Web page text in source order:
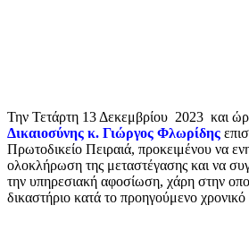
Την Τετάρτη 13 Δεκεμβρίου 2023 και
Δικαιοσύνης κ. Γιώργος Φλωρίδης
Πρωτοδικείο Πειραιά, προκειμένου να
ολοκλήρωση της μεταστέγασης και να
την υπηρεσιακή αφοσίωση, χάρη στην
δικαστήριο κατά το προηγούμενο